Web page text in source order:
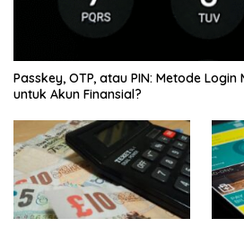
Passkey, OTP, atau PIN: Metode
untuk Akun Finansial?